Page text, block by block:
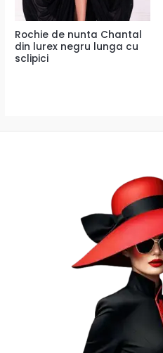
Rochie de nunta Chantal
din lurex negru lunga cu
sclipici